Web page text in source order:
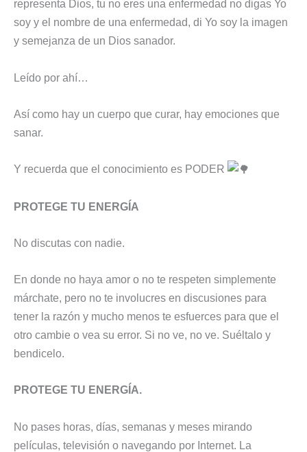
representa Dios, tu no eres una enfermedad no digas Yo
soy y el nombre de una enfermedad, di Yo soy la imagen
y semejanza de un Dios sanador.
Leído por ahí…
Así como hay un cuerpo que curar, hay emociones que
sanar.
Y recuerda que el conocimiento es PODER
PROTEGE TU ENERGÍA
No discutas con nadie.
En donde no haya amor o no te respeten simplemente
márchate, pero no te involucres en discusiones para
tener la razón y mucho menos te esfuerces para que el
otro cambie o vea su error. Si no ve, no ve. Suéltalo y
bendicelo.
PROTEGE TU ENERGÍA.
No pases horas, días, semanas y meses mirando
películas, televisión o navegando por Internet. La